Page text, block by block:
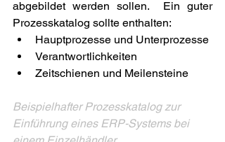
abgebildet werden sollen.  Ein guter
Prozesskatalog sollte enthalten:
Hauptprozesse und Unterprozesse
Verantwortlichkeiten
Zeitschienen und Meilensteine
Beispielhafter Prozesskatalog zur
Einführung eines ERP-Systems bei